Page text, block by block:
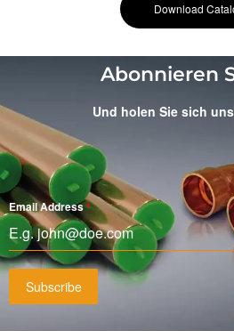
Download
Abonnieren
Und holen Sie sich
Email Address*
Subscribe